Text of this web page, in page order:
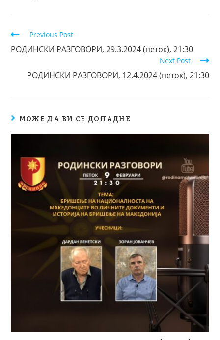
Previous Post
РОДИНСКИ РАЗГОВОРИ, 29.3.2024 (петок), 21:30
Next Post
РОДИНСКИ РАЗГОВОРИ, 12.4.2024 (петок), 21:30
МОЖЕ ДА ВИ СЕ ДОПАДНЕ